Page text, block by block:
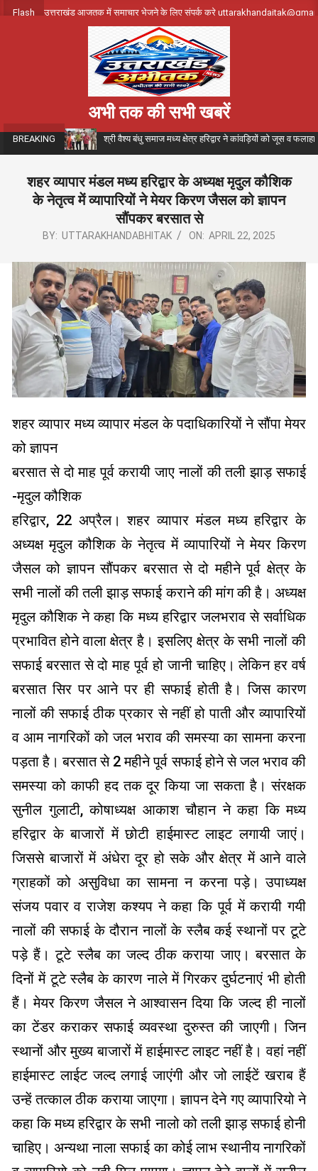
SkipFlash उत्तराखंड आजतक में समाचार भेजने के लिए संपर्क करे
अभी तक की सभी खबरें
BREAKING श्री वैश्य बंधु समाज मध्य क्षेत्र हरिद्वार ने कांवड़ियों को जूस व
शहर व्यापार मंडल मध्य हरिद्वार के अध्यक्ष मृदुल कौशिक
के नेतृत्व में व्यापारियों ने मेयर किरण जैसल को ज्ञापन
सौंपकर बरसात से
BY: UTTARAKHANDABHITAK ON: APRIL 22, 2025
शहर व्यापार मध्य व्यापार मंडल के पदाधिकारियों ने सौंपा मेयर
को ज्ञापन
बरसात से दो माह पूर्व करायी जाए नालों की तली झाड़ सफाई
-मृदुल कौशिक
हरिद्वार, 22 अप्रैल। शहर व्यापार मंडल मध्य हरिद्वार के
अध्यक्ष मृदुल कौशिक के नेतृत्व में व्यापारियों ने मेयर किरण
जैसल को ज्ञापन सौंपकर बरसात से दो महीने पूर्व क्षेत्र के
सभी नालों की तली झाड़ सफाई कराने की मांग की है। अध्यक्ष
मृदुल कौशिक ने कहा कि मध्य हरिद्वार जलभराव से सर्वाधिक
प्रभावित होने वाला क्षेत्र है। इसलिए क्षेत्र के सभी नालों की
सफाई बरसात से दो माह पूर्व हो जानी चाहिए। लेकिन हर वर्ष
बरसात सिर पर आने पर ही सफाई होती है। जिस कारण
नालों की सफाई ठीक प्रकार से नहीं हो पाती और व्यापारियों
व आम नागरिकों को जल भराव की समस्या का सामना करना
पड़ता है। बरसात से 2 महीने पूर्व सफाई होने से जल भराव की
समस्या को काफी हद तक दूर किया जा सकता है। संरक्षक
सुनील गुलाटी, कोषाध्यक्ष आकाश चौहान ने कहा कि मध्य
हरिद्वार के बाजारों में छोटी हाईमास्ट लाइट लगायी जाएं।
जिससे बाजारों में अंधेरा दूर हो सके और क्षेत्र में आने वाले
ग्राहकों को असुविधा का सामना न करना पड़े। उपाध्यक्ष
संजय पवार व राजेश कश्यप ने कहा कि पूर्व में करायी गयी
नालों की सफाई के दौरान नालों के स्लैब कई स्थानों पर टूटे
पड़े हैं। टूटे स्लैब का जल्द ठीक कराया जाए। बरसात के
दिनों में टूटे स्लैब के कारण नाले में गिरकर दुर्घटनाएं भी होती
हैं। मेयर किरण जैसल ने आश्वासन दिया कि जल्द ही नालों
का टेंडर कराकर सफाई व्यवस्था दुरुस्त की जाएगी। जिन
स्थानों और मुख्य बाजारों में हाईमास्ट लाइट नहीं है। वहां नहीं
हाईमास्ट लाईट जल्द लगाई जाएंगी और जो लाईटें खराब हैं
उन्हें तत्काल ठीक कराया जाएगा। ज्ञापन देने गए व्यापारियो ने
कहा कि मध्य हरिद्वार के सभी नालो को तली झाड़ सफाई होनी
चाहिए। अन्यथा नाला सफाई का कोई लाभ स्थानीय नागरिकों